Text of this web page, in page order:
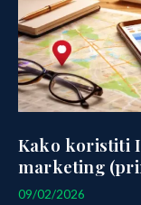
Kako koristiti
marketing
09/02/2026